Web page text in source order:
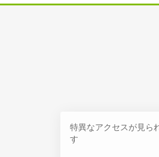
特異なアクセスが見ら
す